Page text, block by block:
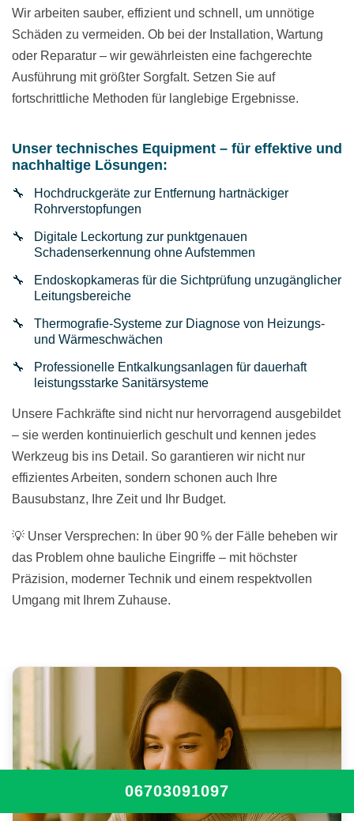
Wir arbeiten sauber, effizient und schnell, um unnötige
Schäden zu vermeiden. Ob bei der Installation, Wartung
oder Reparatur – wir gewährleisten eine fachgerechte
Ausführung mit größter Sorgfalt. Setzen Sie auf
fortschrittliche Methoden für langlebige Ergebnisse.
Unser technisches Equipment – für effektive und
nachhaltige Lösungen:
Hochdruckgeräte zur Entfernung hartnäckiger
Rohrverstopfungen
Digitale Leckortung zur punktgenauen
Schadenserkennung ohne Aufstemmen
Endoskopkameras für die Sichtprüfung unzugänglicher
Leitungsbereiche
Thermografie-Systeme zur Diagnose von Heizungs-
und Wärmeschwächen
Professionelle Entkalkungsanlagen für dauerhaft
leistungsstarke Sanitärsysteme
Unsere Fachkräfte sind nicht nur hervorragend ausgebildet
– sie werden kontinuierlich geschult und kennen jedes
Werkzeug bis ins Detail. So garantieren wir nicht nur
effizientes Arbeiten, sondern schonen auch Ihre
Bausubstanz, Ihre Zeit und Ihr Budget.
💡 Unser Versprechen: In über 90 % der Fälle beheben wir
das Problem ohne bauliche Eingriffe – mit höchster
Präzision, moderner Technik und einem respektvollen
Umgang mit Ihrem Zuhause.
06703091097